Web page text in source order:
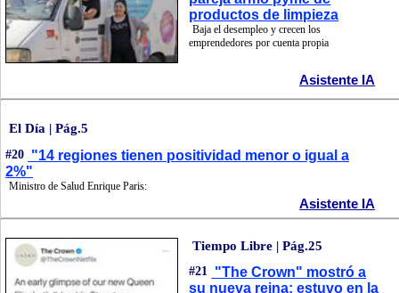
productos de limpieza
Baja el desempleo y crecen los
emprendedores por cuenta propia
Asistente IA
El Día | Pág.5
#20 "14 regiones tienen positividad menor o igual a
2%"
Ministro de Salud Enrique Paris:
Asistente IA
Tiempo Libre | Pág.25
#21 "The Crown" mostró a
su nueva reina: estuvo en la